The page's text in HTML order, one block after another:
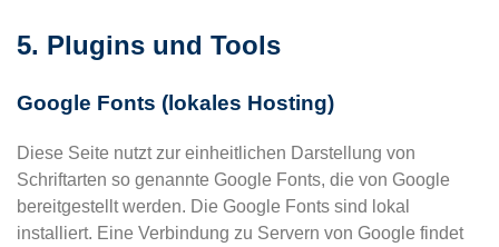
5. Plugins und Tools
Google Fonts (lokales Hosting)
Diese Seite nutzt zur einheitlichen Darstellung von
Schriftarten so genannte Google Fonts, die von Google
bereitgestellt werden. Die Google Fonts sind lokal
installiert. Eine Verbindung zu Servern von Google findet